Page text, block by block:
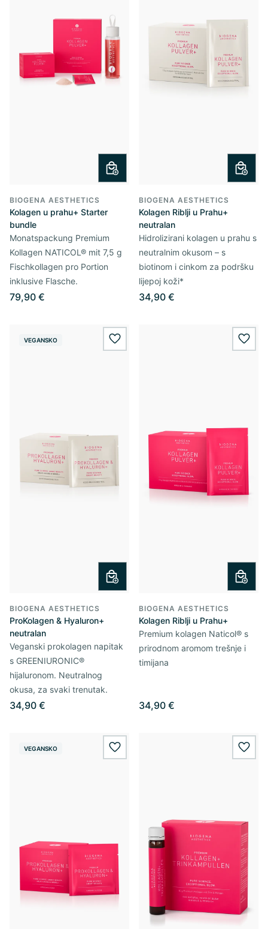
BIOGENA AESTHETICS
Kolagen u prahu+ Starter
bundle
Monatspackung Premium
Kollagen NATICOL® mit 7,5 g
Fischkollagen pro Portion
inklusive Flasche.
79,90 €
BIOGENA AESTHETICS
Kolagen Riblji u Prahu+
neutralan
Hidrolizirani kolagen u prahu s
neutralnim okusom – s
biotinom i cinkom za podršku
lijepoj koži*
34,90 €
VEGANSKO wishlist.add
BIOGENA AESTHETICS
ProKolagen & Hyaluron+
neutralan
Veganski prokolagen napitak
s GREENIURONIC®
hijaluronom. Neutralnog
okusa, za svaki trenutak.
34,90 €
BIOGENA AESTHETICS
Kolagen Riblji u Prahu+
Premium kolagen Naticol® s
prirodnom aromom trešnje i
timijana
34,90 €
VEGANSKO wishlist.add